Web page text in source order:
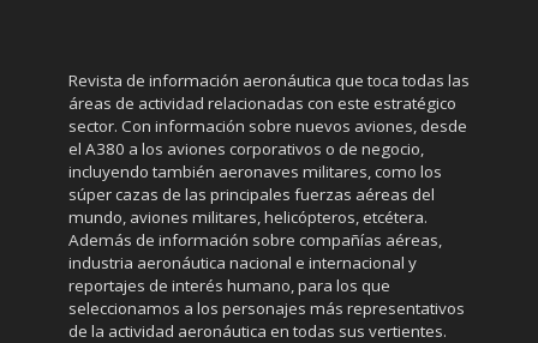
Revista de información aeronáutica que toca todas las
áreas de actividad relacionadas con este estratégico
sector. Con información sobre nuevos aviones, desde
el A380 a los aviones corporativos o de negocio,
incluyendo también aeronaves militares, como los
súper cazas de las principales fuerzas aéreas del
mundo, aviones militares, helicópteros, etcétera.
Además de información sobre compañías aéreas,
industria aeronáutica nacional e internacional y
reportajes de interés humano, para los que
seleccionamos a los personajes más representativos
de la actividad aeronáutica en todas sus vertientes.